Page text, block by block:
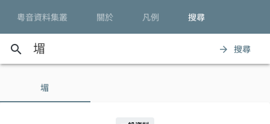
粵音資料集叢 關於 凡例 搜尋
search arrow_forward 搜尋
堳